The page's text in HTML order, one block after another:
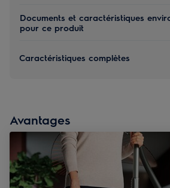
Documents et caractéristiques
pour ce produit
Caractéristiques complètes
Avantages